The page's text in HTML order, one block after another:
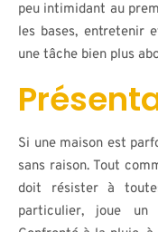
peu intimidant au
les bases, entretenir
une tâche bien plus
Si une maison est
sans raison. Tout
doit résister à
particulier, joue